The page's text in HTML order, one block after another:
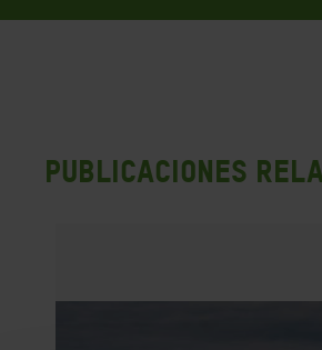
PUBLICACIONES